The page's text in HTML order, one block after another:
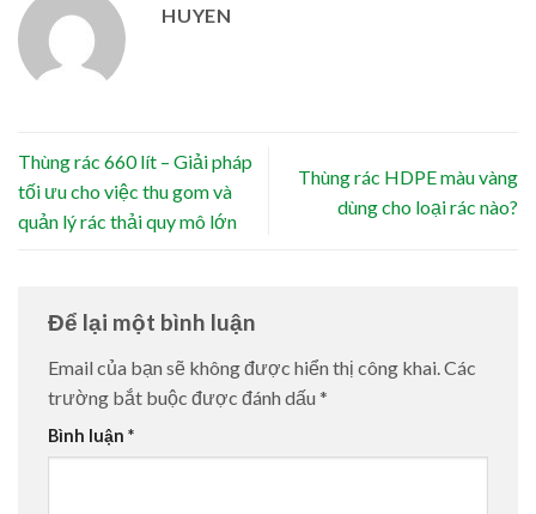
HUYEN
Thùng rác 660 lít – Giải pháp
tối ưu cho việc thu gom và
quản lý rác thải quy mô lớn
Thùng rác HDPE màu vàng
dùng cho loại rác nào?
Để lại một bình luận
Email của bạn sẽ không được hiển thị công khai.Các
trường bắt buộc được đánh dấu *
Bình luận *